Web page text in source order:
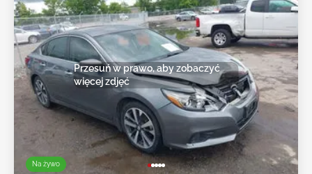
Na żywo
Przesuń w prawo, aby zobaczyć
więcej zdjęć